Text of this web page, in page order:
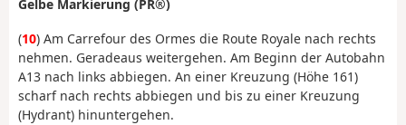
Gelbe Markierung (PR®)
(10) Am Carrefour des Ormes die Route Royale nach rechts
nehmen. Geradeaus weitergehen. Am Beginn der Autobahn
A13 nach links abbiegen. An einer Kreuzung (Höhe 161)
scharf nach rechts abbiegen und bis zu einer Kreuzung
(Hydrant) hinuntergehen.